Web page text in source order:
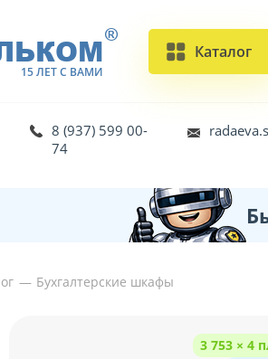
15 ЛЕТ С ВАМИ
®
Каталог
8 (937) 599 00-
74
Бухгалтерские шкафы
3 753 × 4